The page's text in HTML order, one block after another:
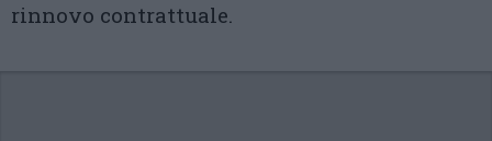
rinnovo contrattuale.